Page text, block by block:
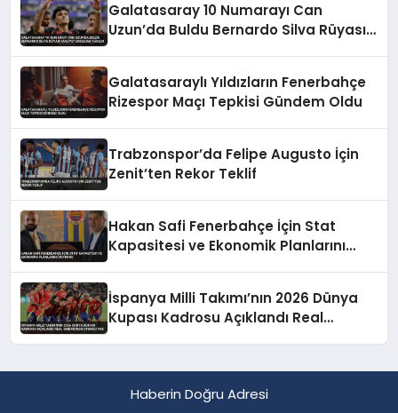
Galatasaray 10 Numarayı Can
Uzun’da Buldu Bernardo Silva Rüyası
Galatasaraylı Yıldızların Fenerbahçe
Rizespor Maçı Tepkisi Gündem Oldu
Trabzonspor’da Felipe Augusto İçin
Zenit’ten Rekor Teklif
Hakan Safi Fenerbahçe İçin Stat
Kapasitesi ve Ekonomik Planlarını
İspanya Milli Takımı’nın 2026 Dünya
Kupası Kadrosu Açıklandı Real
Haberin Doğru Adresi